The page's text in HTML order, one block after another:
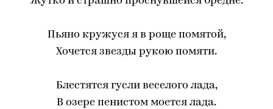
Пьяно кружуся я в роще помятой,
Хочется звезды рукою помяти.
Блестятся гусли веселого лада,
В озере пенистом моется лада.